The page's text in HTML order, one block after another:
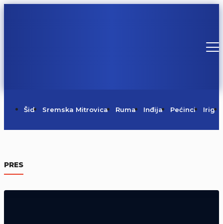
Šid Sremska Mitrovica Ruma Inđija Pećinci Irig
PRES
kontrolom